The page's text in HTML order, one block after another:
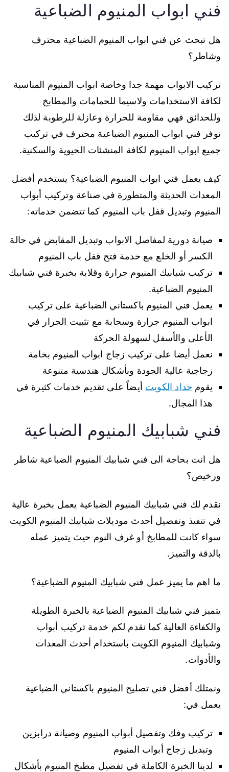
فني ابواب المنيوم الضباعية
هل تبحث عن فني ابواب المنيوم الضباعية محترف
وشاطر؟
تركيب الابواب مهمة جدا وخاصة ابواب المنيوم المناسبة
لكافة الاستخدامات ولاسيما للحمامات والمطابخ
وللحدائق فهي مقاومة للحرارة وعازلة للرطوبة لذلك
نوفر فني ابواب المنيوم الضباعية محترف في تركيب
جميع ابواب المنيوم لكافة المنشئات الحيوية والسكنية.
كيف يعمل فني ابواب المنيوم الضباعية؟ يستخدم أفضل
المعدات الحديثة والمتطورة في صناعة وتركيب أبواب
المنيوم وتبديل قفل باب المنيوم كما تتضمن خدماته:
صيانة دورية لمفاصل الابواب وتبديل المقابض في حالة
الكسر أو الخلع مع خدمة فتح قفل باب المنيوم
تركيب شبابيك المنيوم جرارة وقلابة بخبرة فني شبابيك
المنيوم الضباعية.
يعمل فني المنيوم باكستاني الضباعية على تركيب
ابواب المنيوم جرارة وسحابة مع تثبيت الجرار في
الأعلى والأسفل لسهولة الحركة
نعمل أيضا على تركيب زجاج ابواب المنيوم بخامة
زجاجية عالية الجودة وبأشكال هندسية متنوعة
يقوم حداد الكويت أيضاً على تقديم خدمات كثيرة في
هذا المجال.
فني شبابيك المنيوم الضباعية
هل انت بحاجة الى فني شبابيك المنيوم الضباعية شاطر
ورخيص؟
نقدم لك فني شبابيك المنيوم الضباعية يعمل بخبرة عالية
في تنفيذ وتفصيل أحدث موديلات شبابيك المنيوم الكويت
سواء كانت للمطابخ أو غرف النوم حيث يتميز عمله
بالدقة والتميز.
ما اهم ما يميز عمل فني شبابيك المنيوم الضباعية؟
يتميز فني شبابيك المنيوم الضباعية بالخبرة الطويلة
والكفاءة العالية كما نقدم لكم خدمة تركيب أبواب
وشبابيك المنيوم الكويت باستخدام أحدث المعدات
والأدوات.
ونمتلك أفضل فني تصليح المنيوم باكستاني الضباعية
يعمل في:
تركيب وفك وتفصيل أبواب المنيوم وصيانة درابزين
وتبديل زجاج أبواب المنيوم
لدينا الخبرة الكاملة في تفصيل مطبخ المنيوم بأشكال